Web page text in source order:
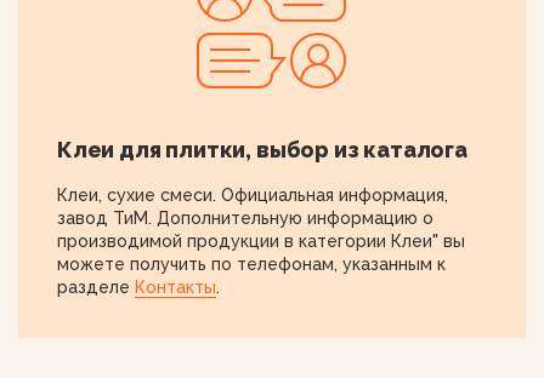
Клеи для плитки, выбор из каталога
Клеи, сухие смеси. Официальная информация,
завод ТиМ. Дополнительную информацию о
производимой продукции в категории Клеи" вы
можете получить по телефонам, указанным к
разделе Контакты.